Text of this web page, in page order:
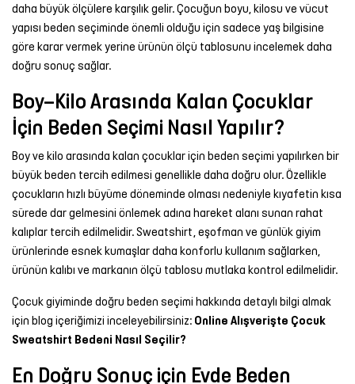
daha büyük ölçülere karşılık gelir. Çocuğun boyu, kilosu ve vücut
yapısı beden seçiminde önemli olduğu için sadece yaş bilgisine
göre karar vermek yerine ürünün ölçü tablosunu incelemek daha
doğru sonuç sağlar.
Boy–Kilo Arasında Kalan Çocuklar
İçin Beden Seçimi Nasıl Yapılır?
Boy ve kilo arasında kalan çocuklar için beden seçimi yapılırken bir
büyük beden tercih edilmesi genellikle daha doğru olur. Özellikle
çocukların hızlı büyüme döneminde olması nedeniyle kıyafetin kısa
sürede dar gelmesini önlemek adına hareket alanı sunan rahat
kalıplar tercih edilmelidir. Sweatshirt, eşofman ve günlük giyim
ürünlerinde esnek kumaşlar daha konforlu kullanım sağlarken,
ürünün kalıbı ve markanın ölçü tablosu mutlaka kontrol edilmelidir.
Çocuk giyiminde doğru beden seçimi hakkında detaylı bilgi almak
için blog içeriğimizi inceleyebilirsiniz: Online Alışverişte Çocuk
Sweatshirt Bedeni Nasıl Seçilir?
En Doğru Sonuç için Evde Beden